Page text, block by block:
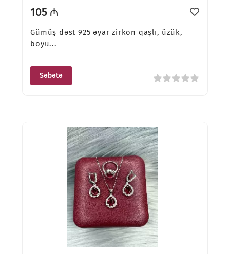
105 ₼
Gümüş dəst 925 əyar zirkon qaşlı, üzük,
boyu...
Səbətə